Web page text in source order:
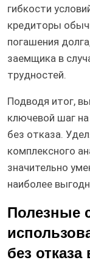
гибкости
кредиторы
погашения
заемщика в
трудностей.
Подводя итог,
ключевой шаг
без отказа.
комплексного
значительно
наиболее
Полезные
без